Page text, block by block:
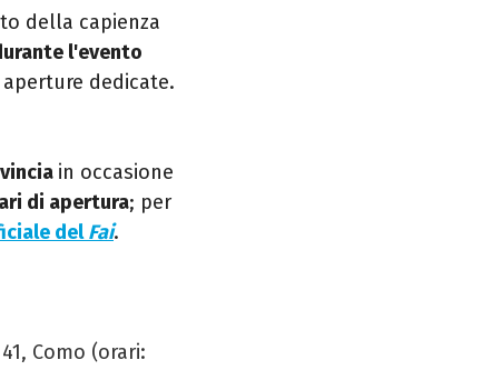
della capienza
l'evento
dedicate.
in occasione
di apertura; per
delFai.
Como (orari: